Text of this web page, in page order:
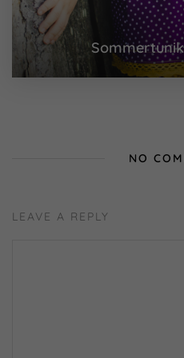
NO
LEAVE A REPLY
Essenzielle Cookies
Funktionen und sind für die
Website erforderlich.
Cookie-
der Zugriff auf diese Inhalte
powered by Borlabs Cookie